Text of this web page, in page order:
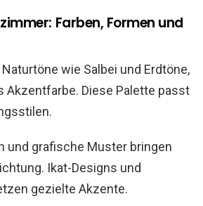
Farben, Formen und
wie Salbei und Erdtöne,
Akzentfarbe. Diese Palette passt
und grafische Muster bringen
Ikat-Designs und
gezielte Akzente.